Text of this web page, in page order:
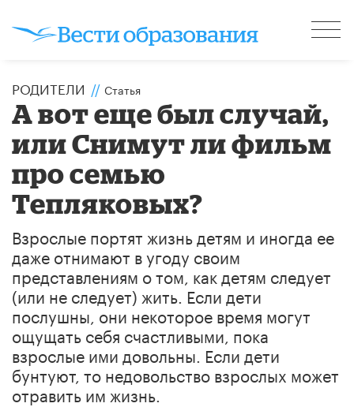
РОДИТЕЛИ // Статья
А вот еще был случай,
или Снимут ли фильм
про семью
Тепляковых?
Взрослые портят жизнь детям и иногда ее
даже отнимают в угоду своим
представлениям о том, как детям следует
(или не следует) жить. Если дети
послушны, они некоторое время могут
ощущать себя счастливыми, пока
взрослые ими довольны. Если дети
бунтуют, то недовольство взрослых может
отравить им жизнь.